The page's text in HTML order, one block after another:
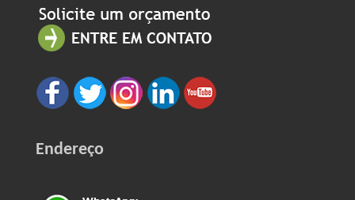
Endereço